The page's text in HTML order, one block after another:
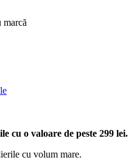
marcă
cu o valoare de peste 299 lei.
cu volum mare.